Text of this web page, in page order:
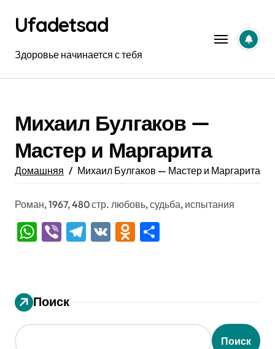
содержанию
Ufadetsad
Здоровье начинается с тебя
Михаил Булгаков —
Мастер и Маргарита
Домашняя Михаил Булгаков — Мастер и Маргарита
Роман, 1967, 480 стр. любовь, судьба, испытания
WhatsApp
ViberTelegram
VK Odnoklassniki
Поиск
Поиск